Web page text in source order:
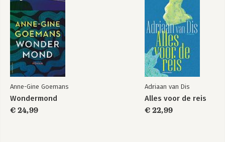
Anne-Gine Goemans
Wondermond
€ 24,99
Adriaan van Dis
Alles voor de reis
€ 22,99